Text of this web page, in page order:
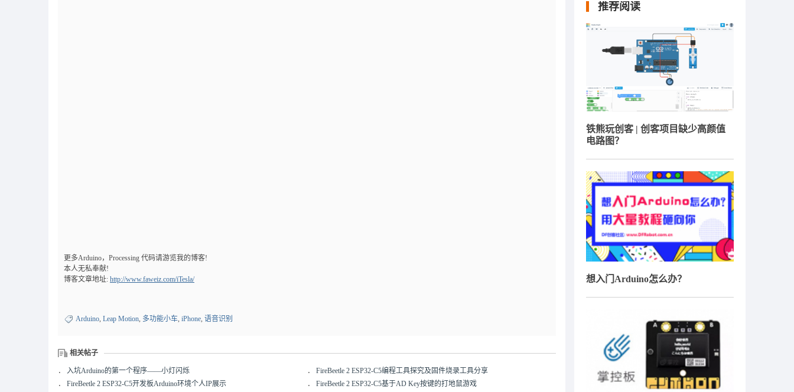
更多Arduino，Processing 代码请游览我的博客!
本人无私奉献!
博客文章地址: http://www.faweiz.com/iTesla/
Arduino, Leap Motion, 多功能小车, iPhone, 语音识别
相关帖子
． 入坑Arduino的第一个程序——小灯闪烁 ． FireBeetle 2 ESP32-C5编程工具探究及固件烧录工具分享
． FireBeetle 2 ESP32-C5开发板Arduino环境个人IP展示 ． FireBeetle 2 ESP32-C5基于AD Key按键的打地鼠游戏
推荐阅读
铁熊玩创客 | 创客项目缺少高颜值
电路图？
想入门Arduino怎么办？